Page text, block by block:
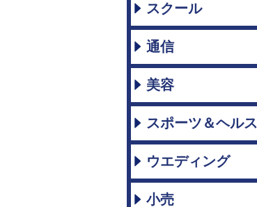
スクール
通信
美容
スポーツ＆ヘルス
ウエディング
小売